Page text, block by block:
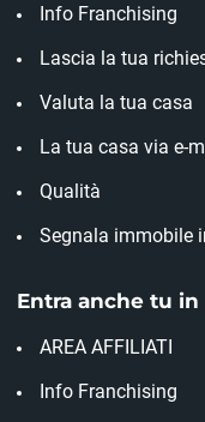
Info Franchising
Lascia la tua
Valuta la tua casa
La tua casa via e-
Qualità
Segnala immobile
Entra anche tu in
AREA AFFILIATI
Info Franchising